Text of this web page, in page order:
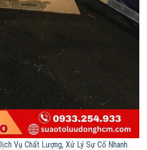
Vụ Chất Lượng, Xử Lý Sự Cố Nhanh